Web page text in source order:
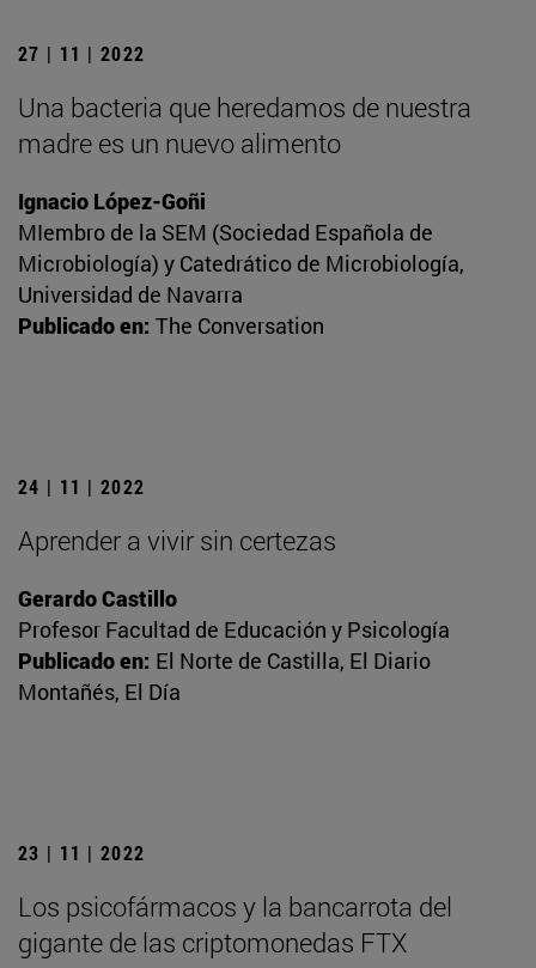
27 | 11 | 2022
Una bacteria que heredamos de nuestra
madre es un nuevo alimento
Ignacio López-Goñi
MIembro de la SEM (Sociedad Española de
Microbiología) y Catedrático de Microbiología,
Universidad de Navarra
Publicado en: The Conversation
24 | 11 | 2022
Aprender a vivir sin certezas
Gerardo Castillo
Profesor Facultad de Educación y Psicología
Publicado en: El Norte de Castilla, El Diario
Montañés, El Día
23 | 11 | 2022
Los psicofármacos y la bancarrota del
gigante de las criptomonedas FTX